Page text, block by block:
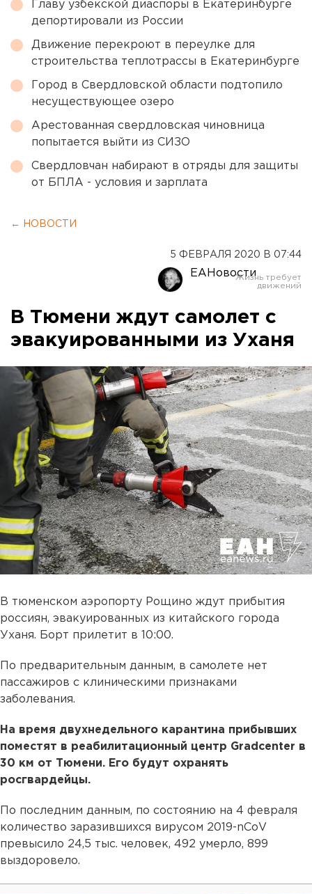
Главу узбекской диаспоры в Екатеринбурге
депортировали из России
Движение перекроют в переулке для
строительства теплотрассы в Екатеринбурге
Город в Свердловской области подтопило
несуществующее озеро
Арестованная свердловская чиновница
попытается выйти из СИЗО
Свердловчан набирают в отряды для защиты
от БПЛА - условия и зарплата
← НОВОСТИ
5 ФЕВРАЛЯ 2020 В 07:44
ЕАНовости
В Тюмени ждут самолет с
эвакуированными из Уханя
В тюменском аэропорту Рощино ждут прибытия
россиян, эвакуированных из китайского города
Уханя. Борт прилетит в 10:00.
По предварительным данным, в самолете нет
пассажиров с клиническими признаками
заболевания.
На время двухнедельного карантина прибывших
поместят в реабилитационный центр Gradcenter в
30 км от Тюмени. Его будут охранять
росгвардейцы.
По последним данным, по состоянию на 4 февраля
количество заразившихся вирусом 2019-nCoV
превысило 24,5 тыс. человек, 492 умерло, 899
выздоровело.